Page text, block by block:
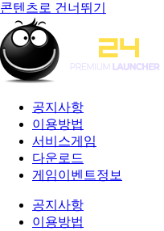
콘텐츠로 건너뛰기
공지사항
이용방법
서비스게임
다운로드
게임이벤트정보
공지사항
이용방법